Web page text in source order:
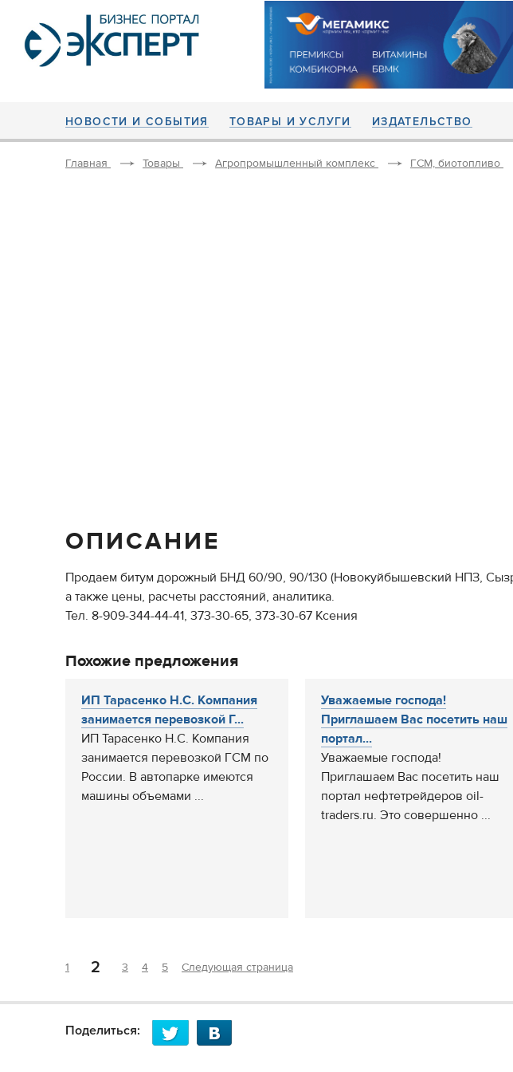
НОВОСТИ И СОБЫТИЯ ТОВАРЫ И УСЛУГИ ИЗДАТЕЛЬСТВО
Главная Товары Агропромышленный комплекс ГСМ, биотопливо
ОПИСАНИЕ
Продаем битум дорожный БНД 60/90, 90/130 (Новокуйбышевский НПЗ,
а также цены, расчеты расстояний, аналитика.
Тел. 8-909-344-44-41, 373-30-65, 373-30-67 Ксения
Похожие предложения
ИП Тарасенко Н.С. Компания
занимается перевозкой Г...
ИП Тарасенко Н.С. Компания
занимается перевозкой ГСМ по
России. В автопарке имеются
машины объемами ...
Уважаемые господа!
Приглашаем Вас посетить наш
портал...
Уважаемые господа!
Приглашаем Вас посетить наш
портал нефтетрейдеров oil-
traders.ru. Это совершенно ...
1 2 3 4 5 Следующая страница
Поделиться: